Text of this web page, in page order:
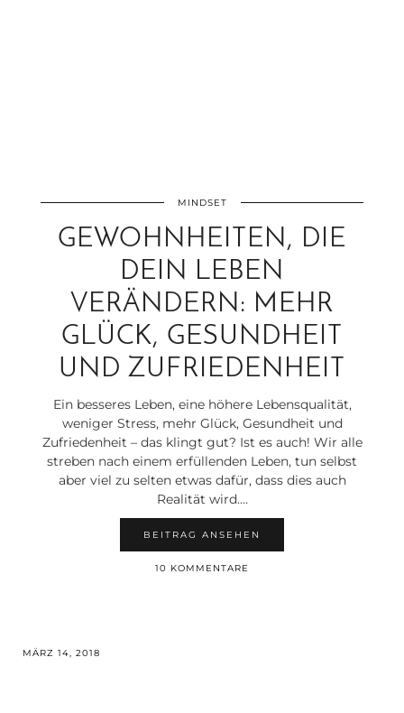
MINDSET
GEWOHNHEITEN, DIE
DEIN LEBEN
VERÄNDERN: MEHR
GLÜCK, GESUNDHEIT
UND ZUFRIEDENHEIT
Ein besseres Leben, eine höhere Lebensqualität,
weniger Stress, mehr Glück, Gesundheit und
Zufriedenheit – das klingt gut? Ist es auch! Wir alle
streben nach einem erfüllenden Leben, tun selbst
aber viel zu selten etwas dafür, dass dies auch
Realität wird.…
BEITRAG ANSEHEN
10 KOMMENTARE
MÄRZ 14, 2018